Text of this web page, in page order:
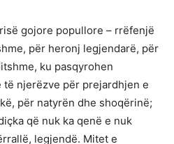
gojore popullore – rrëfenjë
për heronj legjendarë, për
ku pasqyrohen
njerëzve për prejardhjen e
për natyrën dhe shoqërinë;
që nuk ka qenë e nuk
legjendë. Mitet e